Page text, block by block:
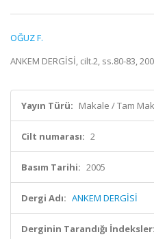
OĞUZ F.
ANKEM DERGİSİ, cilt.2, ss.80-83,
Yayın Türü: Makale / Tam
Cilt numarası: 2
Basım Tarihi: 2005
Dergi Adı: ANKEM DERGİSİ
Derginin Tarandığı İndeksler: